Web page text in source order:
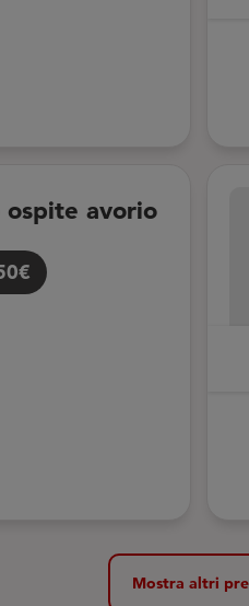
ospite avorio
Mostra altri